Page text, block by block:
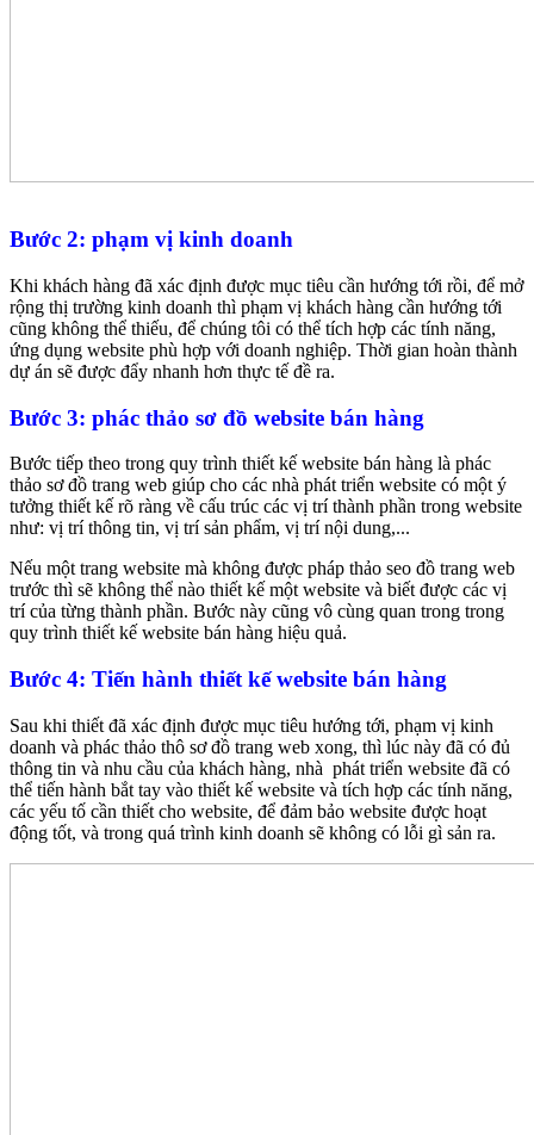
Bước 2: phạm vị kinh doanh
Khi khách hàng đã xác định được mục tiêu cần hướng tới rồi, để mở
rộng thị trường kinh doanh thì phạm vị khách hàng cần hướng tới
cũng không thể thiếu, để chúng tôi có thể tích hợp các tính năng,
ứng dụng website phù hợp với doanh nghiệp. Thời gian hoàn thành
dự án sẽ được đẩy nhanh hơn thực tế đề ra.
Bước 3: phác thảo sơ đồ website bán hàng
Bước tiếp theo trong quy trình thiết kế website bán hàng là phác
thảo sơ đồ trang web giúp cho các nhà phát triển website có một ý
tưởng thiết kế rõ ràng về cấu trúc các vị trí thành phần trong website
như: vị trí thông tin, vị trí sản phẩm, vị trí nội dung,...
Nếu một trang website mà không được pháp thảo seo đồ trang web
trước thì sẽ không thể nào thiết kế một website và biết được các vị
trí của từng thành phần. Bước này cũng vô cùng quan trong trong
quy trình thiết kế website bán hàng hiệu quả.
Bước 4: Tiến hành thiết kế website bán hàng
Sau khi thiết đã xác định được mục tiêu hướng tới, phạm vị kinh
doanh và phác thảo thô sơ đồ trang web xong, thì lúc này đã có đủ
thông tin và nhu cầu của khách hàng, nhà phát triển website đã có
thể tiến hành bắt tay vào thiết kế website và tích hợp các tính năng,
các yếu tố cần thiết cho website, để đảm bảo website được hoạt
động tốt, và trong quá trình kinh doanh sẽ không có lỗi gì sản ra.